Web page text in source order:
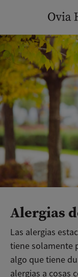
content
Alergias
Las alergias
tiene solamente
algo que tiene
alergias a cosas